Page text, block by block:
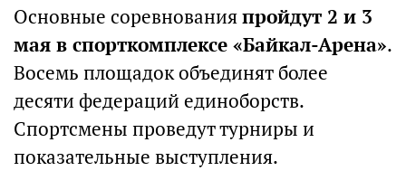
Основные соревнованияпройдут 2 и 3
мая в спорткомплексе «Байкал-Арена».
Восемь площадок объединят более
десяти федераций единоборств.
Спортсмены проведут турниры и
показательные выступления.